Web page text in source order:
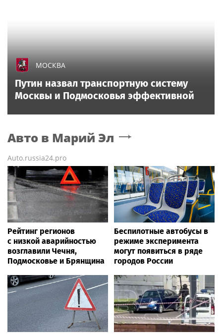
МОСКВА
Путин назвал транспортную систему
Москвы и Подмосковья эффективной
Авто в Марий Эл
Auto.russia24.pro
Рейтинг регионов
с низкой аварийностью
возглавили Чечня,
Подмосковье и Брянщина
Беспилотные автобусы в
режиме эксперимента
могут появиться в ряде
городов России